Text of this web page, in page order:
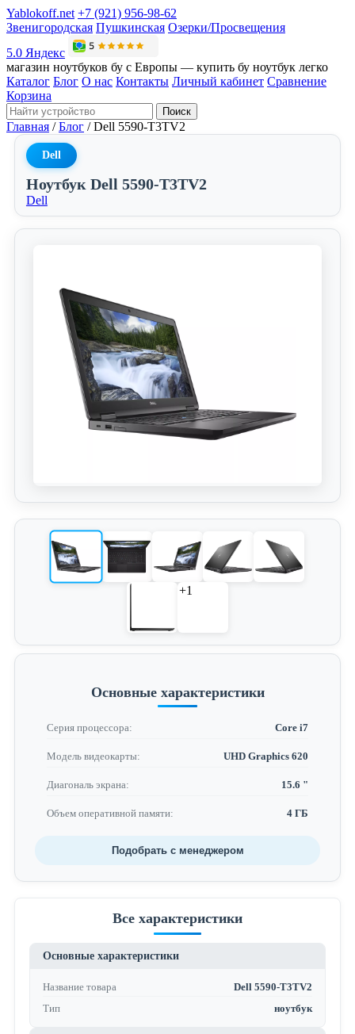
Yablokoff.net +7 (921) 956-98-62
Звенигородская Пушкинская Озерки/Просвещения
5.0 Яндекс
магазин ноутбуков бу с Европы — купить бу ноутбук легко
Каталог Блог О нас Контакты Личный кабинет Сравнение
Корзина
Поиск
Главная / Блог / Dell 5590-T3TV2
Dell
Ноутбук Dell 5590-T3TV2
Dell
+1
Основные характеристики
Серия процессора: Core i7
Модель видеокарты: UHD Graphics 620
Диагональ экрана: 15.6 "
Объем оперативной памяти: 4 ГБ
Подобрать с менеджером
Все характеристики
Основные характеристики
Название товара
Dell 5590-T3TV2
Тип
ноутбук